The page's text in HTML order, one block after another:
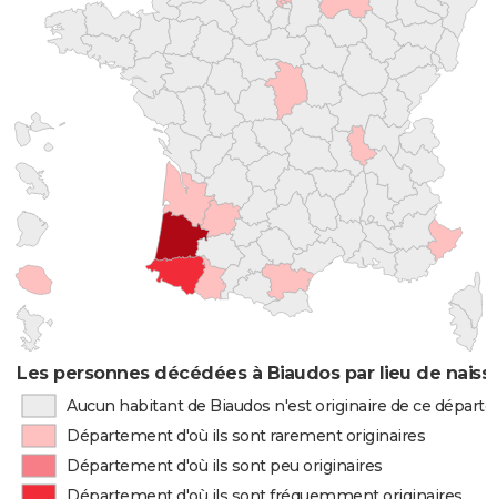
Les personnes décédées à Biaudos par lieu de
Aucun habitant de Biaudos n'est originaire de ce
Département d'où ils sont rarement originaires
Département d'où ils sont peu originaires